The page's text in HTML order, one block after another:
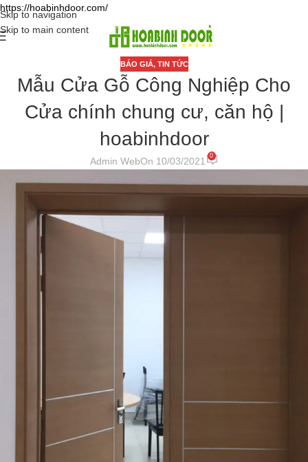
https://hoabinhdoor.com/
Skip to navigation
Skip to main content
BÁO GIÁ, TIN TỨC
Mẫu Cửa Gỗ Công Nghiệp Cho
Cửa chính chung cư, căn hộ |
hoabinhdoor
Admin WebOn 10/03/2021 0